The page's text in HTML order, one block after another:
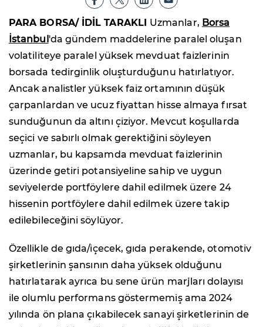
PARA BORSA/ İDİL TARAKLI Uzmanlar, Borsa
İstanbul'da gündem maddelerine paralel oluşan
volatiliteye paralel yüksek mevduat faizlerinin
borsada tedirginlik oluşturduğunu hatırlatıyor.
Ancak analistler yüksek faiz ortamının düşük
çarpanlardan ve ucuz fiyattan hisse almaya fırsat
sunduğunun da altını çiziyor. Mevcut koşullarda
seçici ve sabırlı olmak gerektiğini söyleyen
uzmanlar, bu kapsamda mevduat faizlerinin
üzerinde getiri potansiyeline sahip ve uygun
seviyelerde portföylere dahil edilmek üzere 24
hissenin portföylere dahil edilmek üzere takip
edilebileceğini söylüyor.
Özellikle de gıda/içecek, gıda perakende, otomotiv
şirketlerinin şansının daha yüksek olduğunu
hatırlatarak ayrıca bu sene ürün marjları dolayısı
ile olumlu performans göstermemiş ama 2024
yılında ön plana çıkabilecek sanayi şirketlerinin de